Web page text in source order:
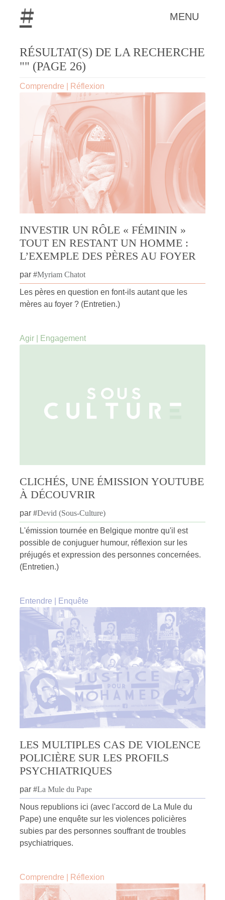
MENU
RÉSULTAT(S) DE LA RECHERCHE
"" (PAGE 26)
Comprendre Réflexion
INVESTIR UN RÔLE « FÉMININ »
TOUT EN RESTANT UN HOMME :
L’EXEMPLE DES PÈRES AU FOYER
par #Myriam Chatot
Les pères en question en font-ils autant que les
mères au foyer ? (Entretien.)
Agir Engagement
CLICHÉS, UNE ÉMISSION YOUTUBE
À DÉCOUVRIR
par #Devid (Sous-Culture)
L'émission tournée en Belgique montre qu'il est
possible de conjuguer humour, réflexion sur les
préjugés et expression des personnes concernées.
(Entretien.)
Entendre Enquête
LES MULTIPLES CAS DE VIOLENCE
POLICIÈRE SUR LES PROFILS
PSYCHIATRIQUES
par #La Mule du Pape
Nous republions ici (avec l'accord de La Mule du
Pape) une enquête sur les violences policières
subies par des personnes souffrant de troubles
psychiatriques.
Comprendre Réflexion